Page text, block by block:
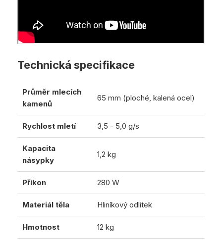
Technická specifikace
Průměr mlecích
kamenů
65 mm (ploché, kalená ocel)
Rychlost mletí 3,5 - 5,0 g/s
Kapacita
násypky
1,2 kg
Příkon 280 W
Materiál těla Hliníkový odlitek
Hmotnost 12 kg